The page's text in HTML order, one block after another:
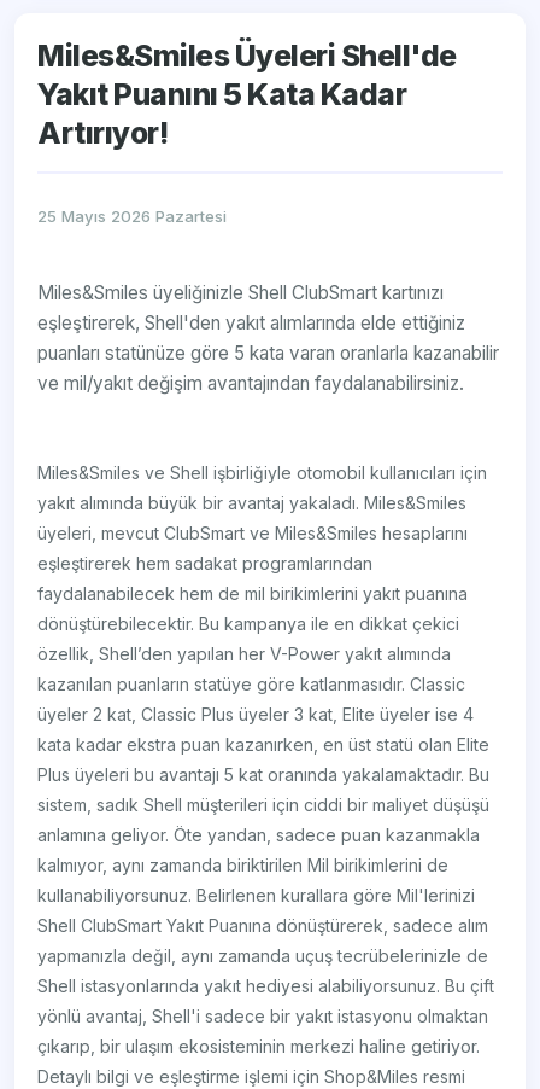
Miles&Smiles Üyeleri Shell'de
Yakıt Puanını 5 Kata Kadar
Artırıyor!
25 Mayıs 2026 Pazartesi
Miles&Smiles üyeliğinizle Shell ClubSmart kartınızı
eşleştirerek, Shell'den yakıt alımlarında elde ettiğiniz
puanları statünüze göre 5 kata varan oranlarla kazanabilir
ve mil/yakıt değişim avantajından faydalanabilirsiniz.
Miles&Smiles ve Shell işbirliğiyle otomobil kullanıcıları için
yakıt alımında büyük bir avantaj yakaladı. Miles&Smiles
üyeleri, mevcut ClubSmart ve Miles&Smiles hesaplarını
eşleştirerek hem sadakat programlarından
faydalanabilecek hem de mil birikimlerini yakıt puanına
dönüştürebilecektir. Bu kampanya ile en dikkat çekici
özellik, Shell’den yapılan her V-Power yakıt alımında
kazanılan puanların statüye göre katlanmasıdır. Classic
üyeler 2 kat, Classic Plus üyeler 3 kat, Elite üyeler ise 4
kata kadar ekstra puan kazanırken, en üst statü olan Elite
Plus üyeleri bu avantajı 5 kat oranında yakalamaktadır. Bu
sistem, sadık Shell müşterileri için ciddi bir maliyet düşüşü
anlamına geliyor. Öte yandan, sadece puan kazanmakla
kalmıyor, aynı zamanda biriktirilen Mil birikimlerini de
kullanabiliyorsunuz. Belirlenen kurallara göre Mil'lerinizi
Shell ClubSmart Yakıt Puanına dönüştürerek, sadece alım
yapmanızla değil, aynı zamanda uçuş tecrübelerinizle de
Shell istasyonlarında yakıt hediyesi alabiliyorsunuz. Bu çift
yönlü avantaj, Shell'i sadece bir yakıt istasyonu olmaktan
çıkarıp, bir ulaşım ekosisteminin merkezi haline getiriyor.
Detaylı bilgi ve eşleştirme işlemi için Shop&Miles resmi